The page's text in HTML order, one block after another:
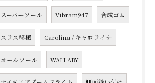
スーパーソール Vibram947 合成ゴム
スラス移植 Carolina / キャロライナ
オールソール WALLABY